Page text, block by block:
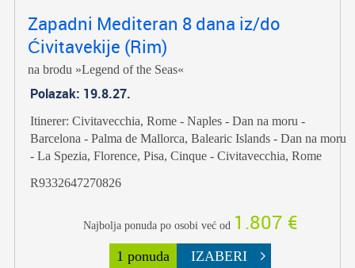
Zapadni Mediteran 8 dana iz/do
Ćivitavekije (Rim)
na brodu »Legend of the Seas«
Polazak: 19.8.27.
Itinerer: Civitavecchia, Rome - Naples - Dan na moru -
Barcelona - Palma de Mallorca, Balearic Islands - Dan na moru
- La Spezia, Florence, Pisa, Cinque - Civitavecchia, Rome
R9332647270826
Najbolja ponuda po osobi već od 1.807 €
1 ponuda IZABERI